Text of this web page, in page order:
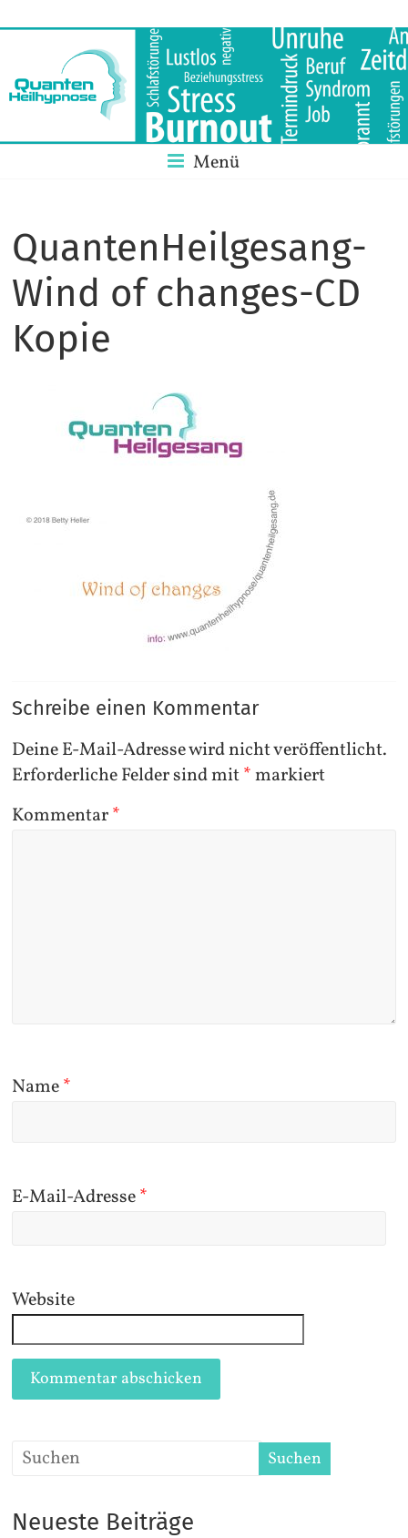
to
QHHT+SRT-
Menü
QuantenHeilgesang-
Wind of changes-CD
Kopie
Schreibe einen Kommentar
Deine E-Mail-Adresse wird nicht veröffentlicht.
Erforderliche Felder sind mit*markiert
Kommentar*
Name*
E-Mail-Adresse*
Website
Neueste Beiträge